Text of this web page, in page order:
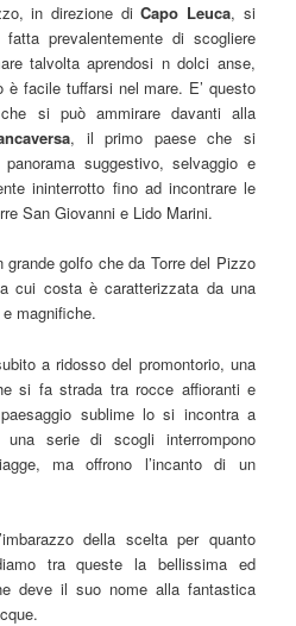
in direzione diCapo Leuca, si
prevalentemente di scogliere
talvolta aprendosi n dolci anse,
facile tuffarsi nel mare. E’ questo
si può ammirare davanti alla
, il primo paese che si
suggestivo, selvaggio e
ininterrotto fino ad incontrare le
San Giovanni e Lido Marini.
golfo che da Torre del Pizzo
cui costa è caratterizzata da una
magnifiche.
a ridosso del promontorio, una
si fa strada tra rocce affioranti e
sublime lo si incontra a
serie di scogli interrompono
ma offrono l’incanto di un
della scelta per quanto
tra queste la bellissima ed
deve il suo nome alla fantastica